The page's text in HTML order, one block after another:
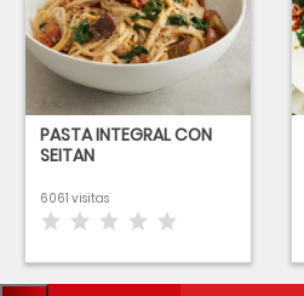
PASTA INTEGRAL CON
SEITAN
6061 visitas